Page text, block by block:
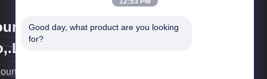
New Energy Technology
New Energ είναι κατασκευαστής κυψελών
Good day, what product are you looking
for?